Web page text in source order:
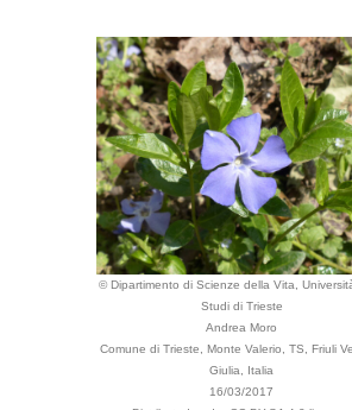
© Dipartimento di Scienze della Vita,
Studi di Trieste
Andrea Moro
Comune di Trieste, Monte Valerio, TS, Friuli
Giulia, Italia
16/03/2017